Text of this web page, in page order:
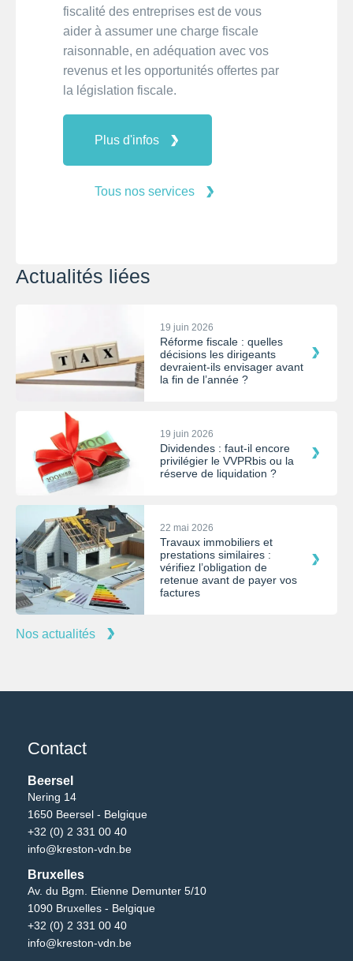
fiscalité des entreprises est de vous
aider à assumer une charge fiscale
raisonnable, en adéquation avec vos
revenus et les opportunités offertes par
la législation fiscale.
Plus d'infos
Tous nos services
Actualités liées
19 juin 2026
Réforme fiscale : quelles
décisions les dirigeants
devraient-ils envisager avant
la fin de l’année ?
19 juin 2026
Dividendes : faut-il encore
privilégier le VVPRbis ou la
réserve de liquidation ?
22 mai 2026
Travaux immobiliers et
prestations similaires :
vérifiez l’obligation de
retenue avant de payer vos
factures
Nos actualités
Contact
Beersel
Nering 14
1650 Beersel - Belgique
+32 (0) 2 331 00 40
info@kreston-vdn.be
Bruxelles
Av. du Bgm. Etienne Demunter 5/10
1090 Bruxelles - Belgique
+32 (0) 2 331 00 40
info@kreston-vdn.be